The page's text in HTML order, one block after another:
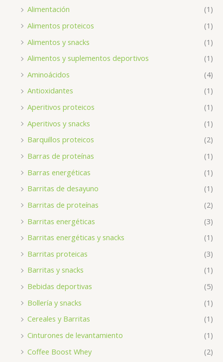
Alimentación
(1)
Alimentos proteicos
(1)
Alimentos y snacks
(1)
Alimentos y suplementos deportivos
(1)
Aminoácidos
(4)
Antioxidantes
(1)
Aperitivos proteicos
(1)
Aperitivos y snacks
(1)
Barquillos proteicos
(2)
Barras de proteínas
(1)
Barras energéticas
(1)
Barritas de desayuno
(1)
Barritas de proteínas
(2)
Barritas energéticas
(3)
Barritas energéticas y snacks
(1)
Barritas proteicas
(3)
Barritas y snacks
(1)
Bebidas deportivas
(5)
Bollería y snacks
(1)
Cereales y Barritas
(1)
Cinturones de levantamiento
(1)
Coffee Boost Whey
(2)